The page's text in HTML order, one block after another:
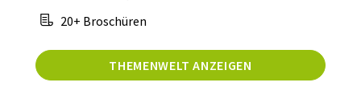
20+ Broschüren
THEMENWELT ANZEIGEN